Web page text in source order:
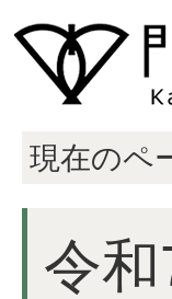
現在のペ
令